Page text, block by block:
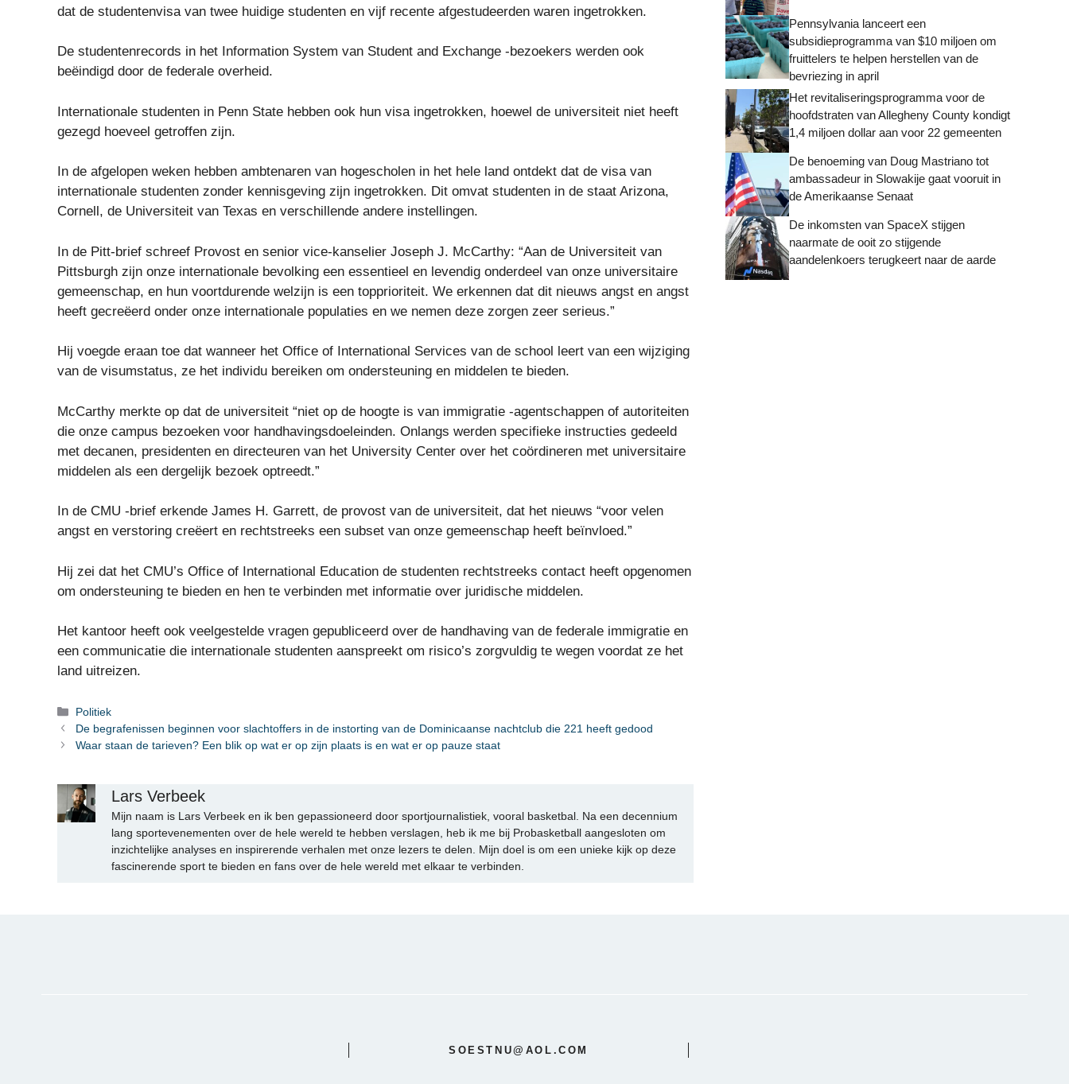
dat de studentenvisa van twee huidige studenten en vijf recente afgestudeerden waren ingetrokken.
De studentenrecords in het Information System van Student and Exchange -bezoekers werden ook
beëindigd door de federale overheid.
Internationale studenten in Penn State hebben ook hun visa ingetrokken, hoewel de universiteit niet heeft
gezegd hoeveel getroffen zijn.
In de afgelopen weken hebben ambtenaren van hogescholen in het hele land ontdekt dat de visa van
internationale studenten zonder kennisgeving zijn ingetrokken. Dit omvat studenten in de staat Arizona,
Cornell, de Universiteit van Texas en verschillende andere instellingen.
In de Pitt-brief schreef Provost en senior vice-kanselier Joseph J. McCarthy: “Aan de Universiteit van
Pittsburgh zijn onze internationale bevolking een essentieel en levendig onderdeel van onze universitaire
gemeenschap, en hun voortdurende welzijn is een topprioriteit. We erkennen dat dit nieuws angst en angst
heeft gecreëerd onder onze internationale populaties en we nemen deze zorgen zeer serieus.”
Hij voegde eraan toe dat wanneer het Office of International Services van de school leert van een wijziging
van de visumstatus, ze het individu bereiken om ondersteuning en middelen te bieden.
McCarthy merkte op dat de universiteit “niet op de hoogte is van immigratie -agentschappen of autoriteiten
die onze campus bezoeken voor handhavingsdoeleinden. Onlangs werden specifieke instructies gedeeld
met decanen, presidenten en directeuren van het University Center over het coördineren met universitaire
middelen als een dergelijk bezoek optreedt.”
In de CMU -brief erkende James H. Garrett, de provost van de universiteit, dat het nieuws “voor velen
angst en verstoring creëert en rechtstreeks een subset van onze gemeenschap heeft beïnvloed.”
Hij zei dat het CMU’s Office of International Education de studenten rechtstreeks contact heeft opgenomen
om ondersteuning te bieden en hen te verbinden met informatie over juridische middelen.
Het kantoor heeft ook veelgestelde vragen gepubliceerd over de handhaving van de federale immigratie en
een communicatie die internationale studenten aanspreekt om risico’s zorgvuldig te wegen voordat ze het
land uitreizen.
Categorieën
Politiek
De begrafenissen beginnen voor slachtoffers in de instorting van de Dominicaanse nachtclub die 221 heeft gedood
Waar staan ​​de tarieven? Een blik op wat er op zijn plaats is en wat er op pauze staat
Lars Verbeek
Mijn naam is Lars Verbeek en ik ben gepassioneerd door sportjournalistiek, vooral basketbal. Na een decennium
lang sportevenementen over de hele wereld te hebben verslagen, heb ik me bij Probasketball aangesloten om
inzichtelijke analyses en inspirerende verhalen met onze lezers te delen. Mijn doel is om een unieke kijk op deze
fascinerende sport te bieden en fans over de hele wereld met elkaar te verbinden.
Pennsylvania lanceert een
subsidieprogramma van $10 miljoen om
fruittelers te helpen herstellen van de
bevriezing in april
Het revitaliseringsprogramma voor de
hoofdstraten van Allegheny County kondigt
1,4 miljoen dollar aan voor 22 gemeenten
De benoeming van Doug Mastriano tot
ambassadeur in Slowakije gaat vooruit in
de Amerikaanse Senaat
De inkomsten van SpaceX stijgen
naarmate de ooit zo stijgende
aandelenkoers terugkeert naar de aarde
SOESTNU@AOL.COM